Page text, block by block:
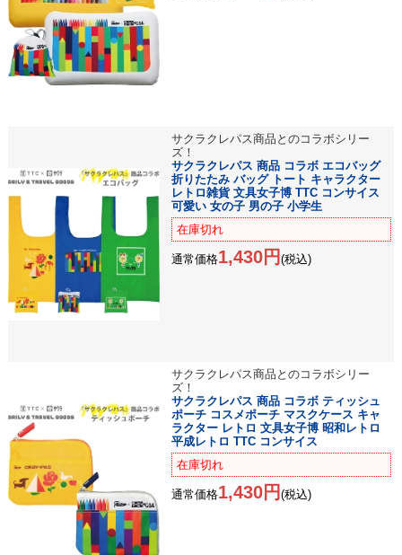
サクラクレパス商品とのコラボシリー
ズ！
サクラクレパス 商品 コラボ エコバッグ
折りたたみ バッグ トート キャラクター
レトロ雑貨 文具女子博 TTC コンサイス
可愛い 女の子 男の子 小学生
在庫切れ
通常価格1,430円 (税込)
サクラクレパス商品とのコラボシリー
ズ！
サクラクレパス 商品 コラボ ティッシュ
ポーチ コスメポーチ マスクケース キャ
ラクター レトロ 文具女子博 昭和レトロ
平成レトロ TTC コンサイス
在庫切れ
通常価格1,430円 (税込)